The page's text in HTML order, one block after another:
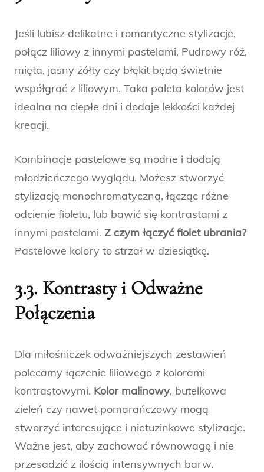
Jeśli lubisz delikatne i romantyczne stylizacje,
połącz liliowy z innymi pastelami. Pudrowy róż,
mięta, jasny żółty czy błękit będą świetnie
współgrać z liliowym. Taka paleta kolorów jest
idealna na ciepłe dni i dodaje lekkości każdej
kreacji.
Kombinacje pastelowe są modne i dodają
młodzieńczego wyglądu. Możesz stworzyć
stylizację monochromatyczną, łącząc różne
odcienie fioletu, lub bawić się kontrastami z
innymi pastelami. Z czym łączyć fiolet ubrania?
Pastelowe kolory to strzał w dziesiątkę.
3.3. Kontrasty i Odważne
Połączenia
Dla miłośniczek odważniejszych zestawień
polecamy łączenie liliowego z kolorami
kontrastowymi. Kolor malinowy, butelkowa
zieleń czy nawet pomarańczowy mogą
stworzyć interesujące i nietuzinkowe stylizacje.
Ważne jest, aby zachować równowagę i nie
przesadzić z ilością intensywnych barw.